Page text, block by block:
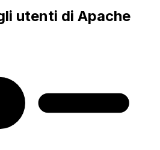
utenti di Apache